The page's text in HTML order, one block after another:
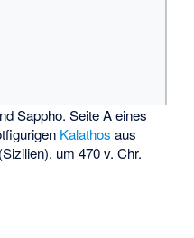
Sappho. Seite A eines
Kalathos aus
um 470 v. Chr.